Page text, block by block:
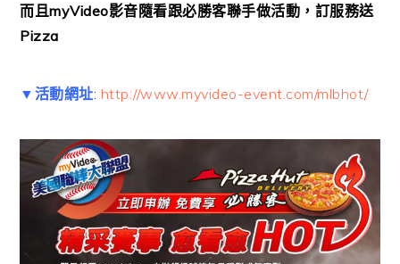
而且myVideo影音隨看跟必勝客聯手做活動，訂服務送
Pizza
▼活動網址: http://www.myvideo-event.com/mlbhot/